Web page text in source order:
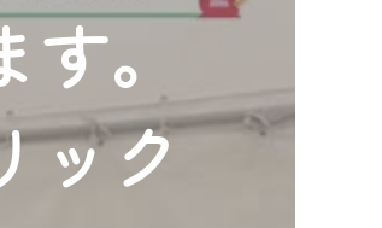
。
ック